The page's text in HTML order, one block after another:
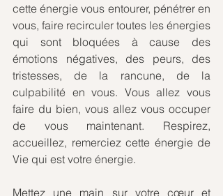
cette énergie vous entourer, pénétrer en
vous, faire recirculer toutes les énergies
qui sont bloquées à cause des
émotions négatives, des peurs, des
tristesses, de la rancune, de la
culpabilité en vous. Vous allez vous
faire du bien, vous allez vous occuper
de vous maintenant. Respirez,
accueillez, remerciez cette énergie de
Vie qui est votre énergie.
Mettez une main sur votre cœur et